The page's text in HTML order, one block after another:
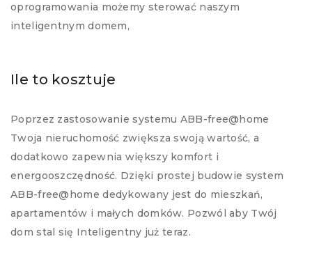
oprogramowania możemy sterować naszym
inteligentnym domem,
Ile to kosztuje
Poprzez zastosowanie systemu ABB-free@home
Twoja nieruchomość zwiększa swoją wartość, a
dodatkowo zapewnia większy komfort i
energooszczędność. Dzięki prostej budowie system
ABB-free@home dedykowany jest do mieszkań,
apartamentów i małych domków. Pozwól aby Twój
dom stal się Inteligentny już teraz.